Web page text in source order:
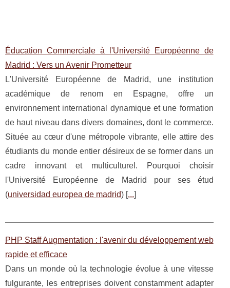
Éducation Commerciale à l'Université Européenne de
Madrid : Vers un Avenir Prometteur
L'Université Européenne de Madrid, une institution
académique de renom en Espagne, offre un
environnement international dynamique et une formation
de haut niveau dans divers domaines, dont le commerce.
Située au cœur d'une métropole vibrante, elle attire des
étudiants du monde entier désireux de se former dans un
cadre innovant et multiculturel. Pourquoi choisir
l'Université Européenne de Madrid pour ses étud
(universidad europea de madrid) [...]
PHP Staff Augmentation : l'avenir du développement web
rapide et efficace
Dans un monde où la technologie évolue à une vitesse
fulgurante, les entreprises doivent constamment adapter